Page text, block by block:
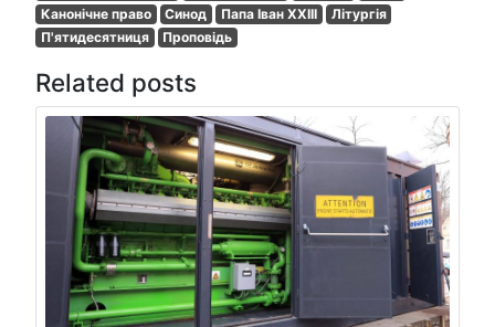
Канонічне право
Синод Папа Іван ХХІІІ
Літургія
П'ятидесятниця
Проповідь
Related posts